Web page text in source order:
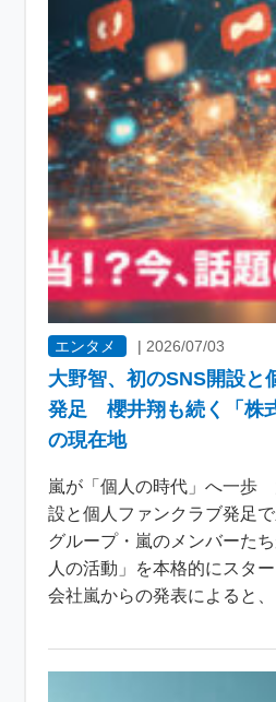
エンタメ |2026/07/03
大野智、初のSNS開設と
発足 櫻井翔も続く「株
の現在地
嵐が「個人の時代」へ一歩
設と個人ファンクラブ発足
グループ・嵐のメンバーた
人の活動」を本格的にスタ
会社嵐からの発表によると